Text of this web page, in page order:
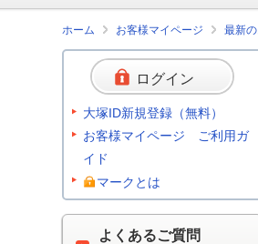
ホーム お客様マイページ 最新
ログイン
大塚ID新規登録（無料）
お客様マイページ ご利用ガ
イド
マークとは
よくあるご質問